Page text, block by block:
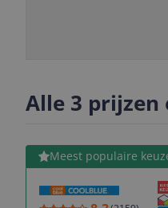
Alle 3 prijzen
Meest populaire
Bekijk product